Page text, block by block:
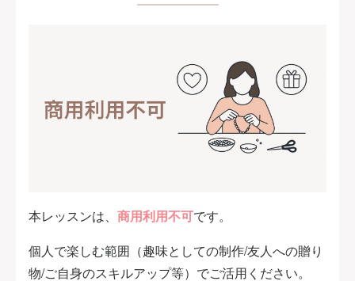
本レッスンは、 商用利用不可です。
個人で楽しむ範囲（趣味としての制作/友人への贈り
物/ご自身のスキルアップ等）でご活用ください。